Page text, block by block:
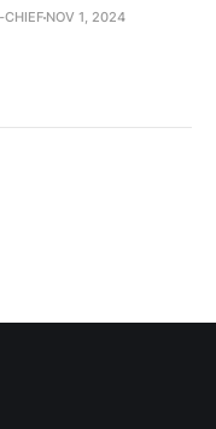
CHIEF NOV 1, 2024